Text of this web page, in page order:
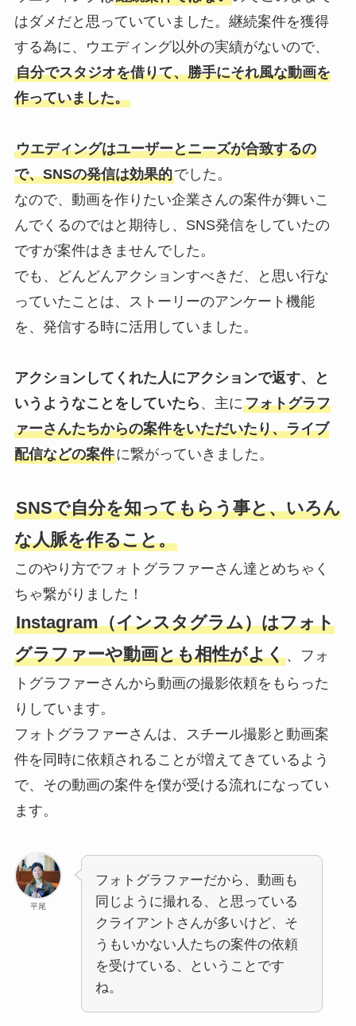
はダメだと思っていていました。継続案件を獲得
する為に、ウエディング以外の実績がないので、
自分でスタジオを借りて、勝手にそれ風な動画を
作っていました。
ウエディングはユーザーとニーズが合致するの
で、SNSの発信は効果的でした。
なので、動画を作りたい企業さんの案件が舞いこ
んでくるのではと期待し、SNS発信をしていたの
ですが案件はきませんでした。
でも、どんどんアクションすべきだ、と思い行な
っていたことは、ストーリーのアンケート機能
を、発信する時に活用していました。
アクションしてくれた人にアクションで返す、と
いうようなことをしていたら 、主にフォトグラフ
ァーさんたちからの案件をいただいたり、ライブ
配信などの案件に繋がっていきました。
SNSで自分を知ってもらう事と、いろん
な人脈を作ること。
このやり方でフォトグラファーさん達とめちゃく
ちゃ繋がりました！
Instagram（インスタグラム）はフォト
グラファーや動画とも相性がよく、フォ
トグラファーさんから動画の撮影依頼をもらった
りしています。
フォトグラファーさんは、スチール撮影と動画案
件を同時に依頼されることが増えてきているよう
で、その動画の案件を僕が受ける流れになってい
ます。
平尾
フォトグラファーだから、動画も
同じように撮れる、と思っている
クライアントさんが多いけど、そ
うもいかない人たちの案件の依頼
を受けている、ということです
ね。